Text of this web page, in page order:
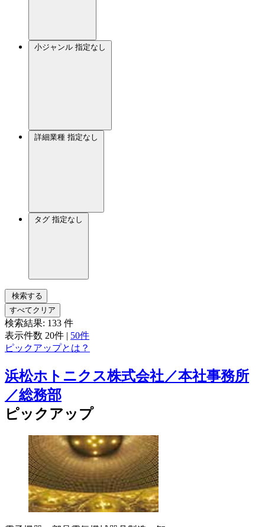
小ジャンル 指定なし
詳細業種 指定なし
タグ 指定なし
検索する
すべてクリア
検索結果: 133 件
表示件数 20件 | 50件
ピックアップとは？
浜松ホトニクス株式会社／本社事務所
／総務部
ピックアップ